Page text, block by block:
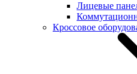
Лицевые
Кроссовое